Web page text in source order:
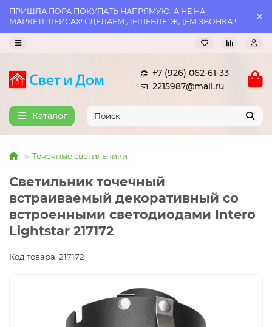
ПРИШЛА ПОРА ПОКУПАТЬ НАПРЯМУЮ, А НЕ НА
МАРКЕТПЛЕЙСАХ! СДЕЛАЕМ ДЕШЕВЛЕ! ЖДЕМ ЗВОНКА !
+7 (926) 062-61-33
2215987@mail.ru
Каталог
Точечные светильники
Светильник точечный
встраиваемый декоративный со
встроенными светодиодами Intero
Lightstar 217172
Код товара: 217172